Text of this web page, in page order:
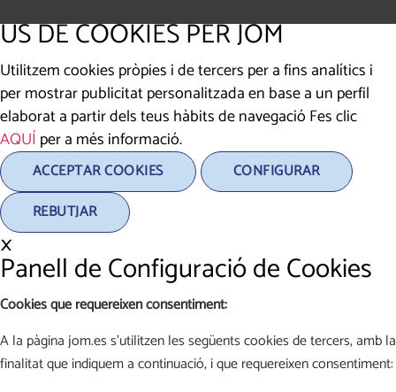
ÚS DE COOKIES PER JOM
Utilitzem cookies pròpies i de tercers per a fins analítics i
per mostrar publicitat personalitzada en base a un perfil
elaborat a partir dels teus hàbits de navegació Fes clic
AQUÍ per a més informació.
ACCEPTAR COOKIES
CONFIGURAR
REBUTJAR
×
Panell de Configuració de Cookies
Cookies que requereixen consentiment:
A la pàgina jom.es s'utilitzen les següents cookies de tercers, amb la
finalitat que indiquem a continuació, i que requereixen consentiment: